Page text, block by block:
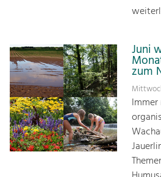
Juni
zum